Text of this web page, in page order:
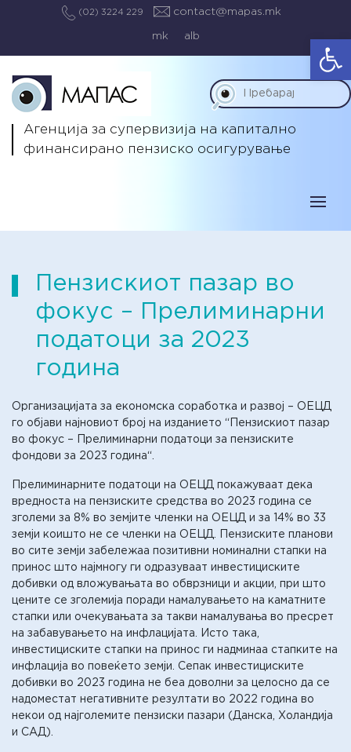
(02) 3224 229 contact@mapas.mk
mk alb
Агенција за супервизија на капитално
финансирано пензиско осигурување
Пензискиот пазар во
фокус – Прелиминарни
податоци за 2023
година
Организацијата за економска соработка и развој – ОЕЦД
го објави најновиот број на изданието “Пензискиот пазар
во фокус – Прелиминарни податоци за пензиските
фондови за 2023 година“.
Прелиминарните податоци на ОЕЦД покажуваат дека
вредноста на пензиските средства во 2023 година се
зголеми за 8% во земјите членки на ОЕЦД и за 14% во 33
земји коишто не се членки на ОЕЦД. Пензиските планови
во сите земји забележаа позитивни номинални стапки на
принос што најмногу ги одразуваат инвестициските
добивки од вложувањата во обврзници и акции, при што
цените се зголемија поради намалувањето на каматните
стапки или очекувањата за такви намалувања во пресрет
на забавувањето на инфлацијата. Исто така,
инвестициските стапки на принос ги надминаа стапките на
инфлација во повеќето земји. Сепак инвестициските
добивки во 2023 година не беа доволни за целосно да се
надоместат негативните резултати во 2022 година во
некои од најголемите пензиски пазари (Данска, Холандија
и САД).